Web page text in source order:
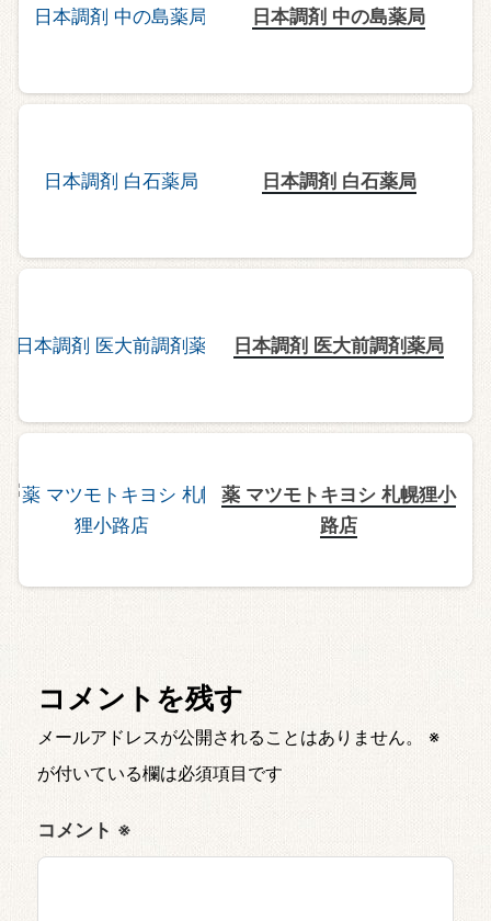
日本調剤 中の島薬局
日本調剤 白石薬局
日本調剤 医大前調剤薬局
薬 マツモトキヨシ 札幌狸小
路店
コメントを残す
メールアドレスが公開されることはありません。
※
が付いている欄は必須項目です
コメント ※